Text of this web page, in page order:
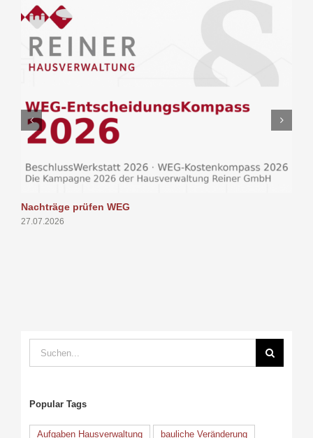
Nachträge prüfen WEG
27.07.2026
Suche
nach:
Popular Tags
Aufgaben Hausverwaltung bauliche Veränderung